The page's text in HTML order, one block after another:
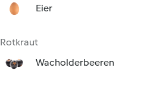
Eier
Rotkraut
Wacholderbeeren